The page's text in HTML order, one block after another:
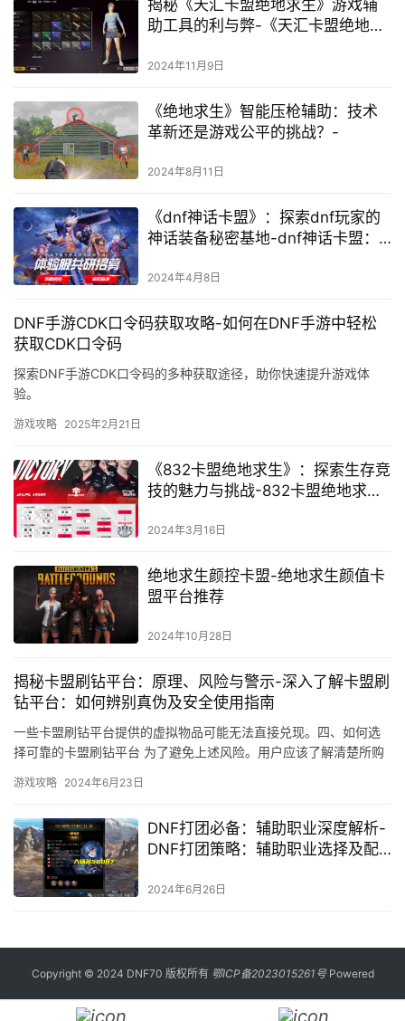
揭秘《天汇卡盟绝地求生》游戏辅
助工具的利与弊-《天汇卡盟绝地求
效果及玩家反馈
2024年11月9日
《绝地求生》智能压枪辅助：技术
革新还是游戏公平的挑战？-
2024年8月11日
《dnf神话卡盟》：探索dnf玩家的
神话装备秘密基地-dnf神话卡盟：
秘
2024年4月8日
DNF手游CDK口令码获取攻略-如何在DNF手游中轻松
获取CDK口令码
探索DNF手游CDK口令码的多种获取途径，助你快速提升游戏体
验。
游戏攻略 2025年2月21日
《832卡盟绝地求生》：探索生存竞
技的魅力与挑战-832卡盟绝地求生
2024年3月16日
绝地求生颜控卡盟-绝地求生颜值卡
盟平台推荐
2024年10月28日
揭秘卡盟刷钻平台：原理、风险与警示-深入了解卡盟刷
钻平台：如何辨别真伪及安全使用指南
一些卡盟刷钻平台提供的虚拟物品可能无法直接兑现。四、如何选
择可靠的卡盟刷钻平台 为了避免上述风险。用户应该了解清楚所购
游戏攻略 2024年6月23日
DNF打团必备：辅助职业深度解析-
DNF打团策略：辅助职业选择及配
2024年6月26日
Copyright © 2024 DNF70 版权所有 鄂ICP备2023015261号Powered